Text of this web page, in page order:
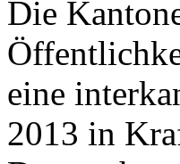
Die
eine
2013 in